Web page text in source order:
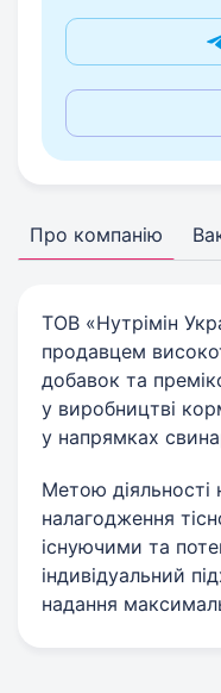
Про компанію
ТОВ «Нутрімін
продавцем
добавок та
у виробництві
у напрямках
Метою діяльності
налагодження
існуючими та
індивідуальний
надання